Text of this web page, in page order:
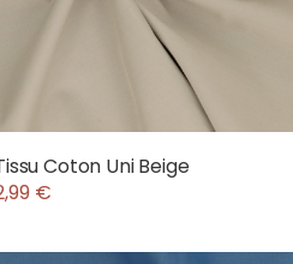
Coton Uni Beige
€